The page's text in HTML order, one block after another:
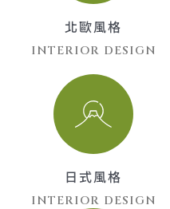
北歐風格
INTERIOR DESIGN
日式風格
INTERIOR DESIGN